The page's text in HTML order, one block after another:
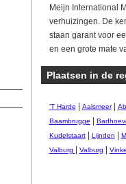
Meijn International
verhuizingen. De
staan garant voor
en een grote mate
Plaatsen in de
'T Harde Aalsmeer|
Baambrugge
Kudelstaart| Lijnden
Valburg Valburg